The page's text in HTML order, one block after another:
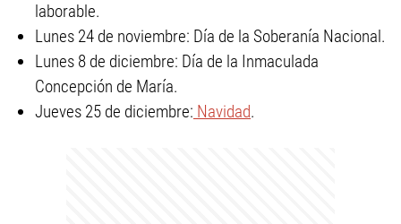
laborable.
Lunes 24 de noviembre: Día de la Soberanía Nacional.
Lunes 8 de diciembre: Día de la Inmaculada
Concepción de María.
Jueves 25 de diciembre: Navidad.